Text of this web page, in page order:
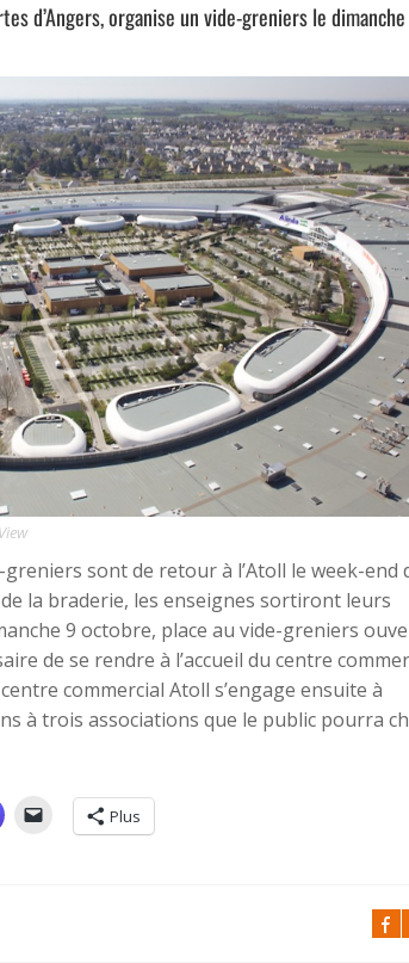
d’Angers, organise un vide-greniers le
sont de retour à l’Atoll le week-end
la braderie, les enseignes sortiront leurs
9 octobre, place au vide-greniers
de se rendre à l’accueil du centre
commercial Atoll s’engage ensuite à
à trois associations que le public pourra
Plus